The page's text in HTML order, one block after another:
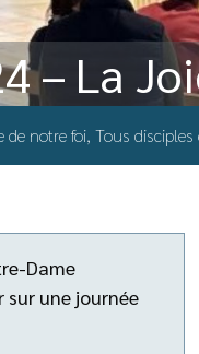
– La
de notre foi,Tous
Dame
une journée